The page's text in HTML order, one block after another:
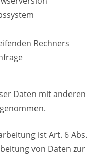
Rechners
Daten mit anderen
ist Art. 6 Abs.
von Daten zur